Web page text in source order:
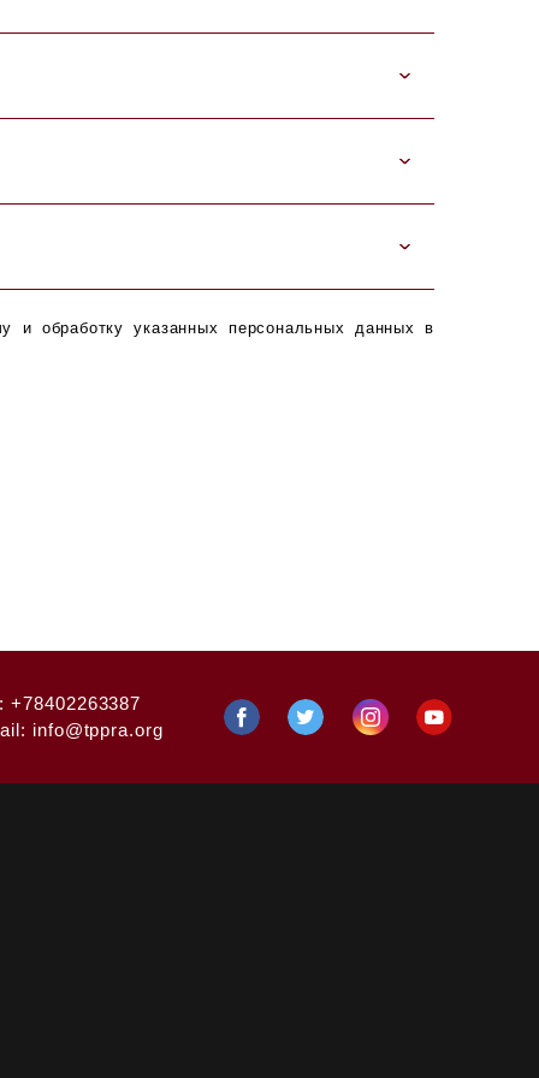
и обработку указанных персональных данных в
+78402263387
info@tppra.org